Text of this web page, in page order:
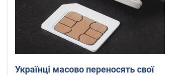
Українці масово переносять свої